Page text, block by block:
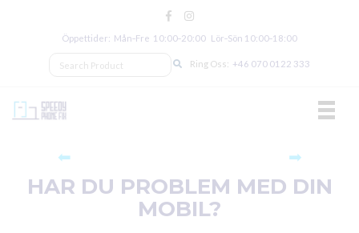
Öppettider: Mån‑Fre 10:00‑20:00 Lör‑Sön 10:00‑18:00
Ring Oss: +46 070 0122 333
⬅ ➡
HAR DU PROBLEM MED DIN
MOBIL?